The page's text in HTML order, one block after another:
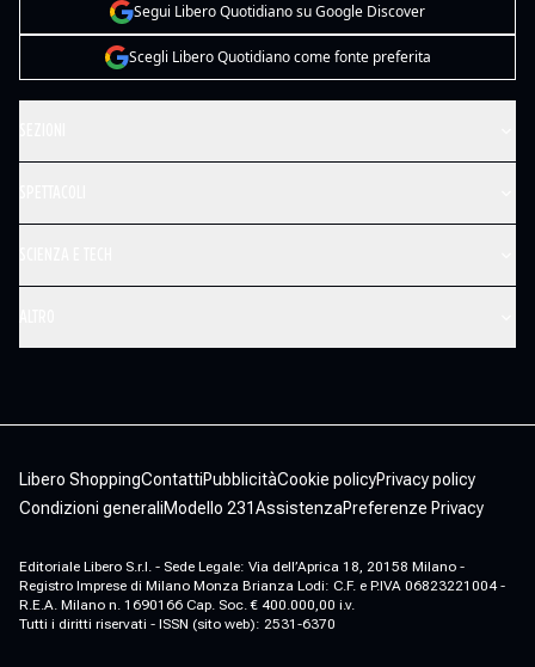
Segui Libero Quotidiano su Google Discover
Scegli Libero Quotidiano come fonte preferita
Libero ShoppingContattiPubblicitàCookie policyPrivacy policy
Condizioni generaliModello 231AssistenzaPreferenze Privacy
Editoriale Libero S.r.l. - Sede Legale: Via dell’Aprica 18, 20158 Milano -
Registro Imprese di Milano Monza Brianza Lodi: C.F. e P.IVA 06823221004 -
R.E.A. Milano n. 1690166 Cap. Soc. € 400.000,00 i.v.
Tutti i diritti riservati - ISSN (sito web): 2531-6370